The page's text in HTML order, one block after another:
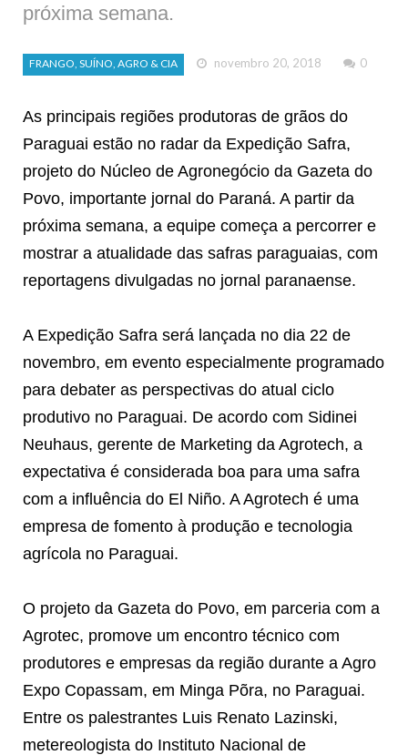
próxima semana.
FRANGO, SUÍNO, AGRO & CIA novembro 20, 2018 0
As principais regiões produtoras de grãos do
Paraguai estão no radar da Expedição Safra,
projeto do Núcleo de Agronegócio da Gazeta do
Povo, importante jornal do Paraná. A partir da
próxima semana, a equipe começa a percorrer e
mostrar a atualidade das safras paraguaias, com
reportagens divulgadas no jornal paranaense.
A Expedição Safra será lançada no dia 22 de
novembro, em evento especialmente programado
para debater as perspectivas do atual ciclo
produtivo no Paraguai. De acordo com Sidinei
Neuhaus, gerente de Marketing da Agrotech, a
expectativa é considerada boa para uma safra
com a influência do El Niño. A Agrotech é uma
empresa de fomento à produção e tecnologia
agrícola no Paraguai.
O projeto da Gazeta do Povo, em parceria com a
Agrotec, promove um encontro técnico com
produtores e empresas da região durante a Agro
Expo Copassam, em Minga Põra, no Paraguai.
Entre os palestrantes Luis Renato Lazinski,
metereologista do Instituto Nacional de